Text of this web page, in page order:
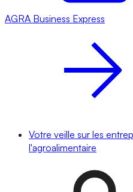
AGRA Business Express
Votre veille sur les
l'agroalimentaire